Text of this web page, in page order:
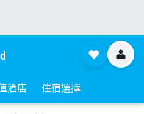
酒店 住宿選擇